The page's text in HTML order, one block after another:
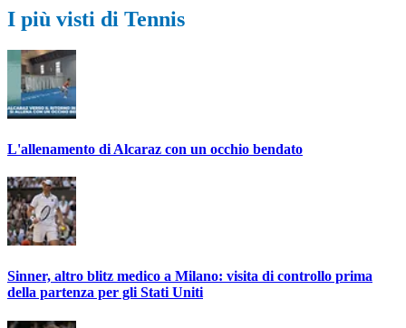
I più visti di Tennis
L'allenamento di Alcaraz con un occhio bendato
Sinner, altro blitz medico a Milano: visita di controllo prima
della partenza per gli Stati Uniti